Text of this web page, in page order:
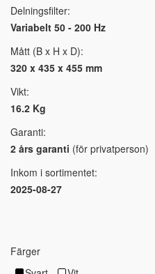
Delningsfilter:
Variabelt 50 - 200 Hz
Mått (B x H x D):
320 x 435 x 455 mm
Vikt:
16.2 Kg
Garanti:
2 års garanti (för privatperson)
Inkom i sortimentet:
2025-08-27
Färger